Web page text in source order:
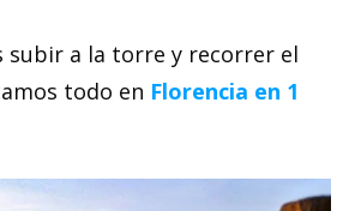
subir a la torre y recorrer el
todo en Florencia en 1